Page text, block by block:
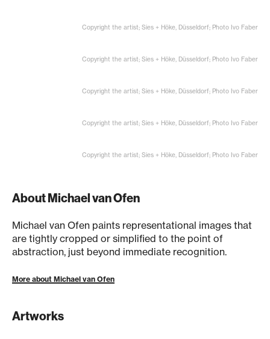
Copyright the artist; Sies + Höke, Düsseldorf; Photo Ivo Faber
Copyright the artist; Sies + Höke, Düsseldorf; Photo Ivo Faber
Copyright the artist; Sies + Höke, Düsseldorf; Photo Ivo Faber
Copyright the artist; Sies + Höke, Düsseldorf; Photo Ivo Faber
Copyright the artist; Sies + Höke, Düsseldorf; Photo Ivo Faber
About Michael van Ofen
Michael van Ofen paints representational images that
are tightly cropped or simplified to the point of
abstraction, just beyond immediate recognition.
More about Michael van Ofen
Artworks